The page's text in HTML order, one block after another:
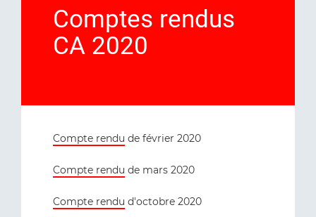
Comptes rendus
CA 2020
Compte rendu de février 2020
Compte rendu de mars 2020
Compte rendu d'octobre 2020